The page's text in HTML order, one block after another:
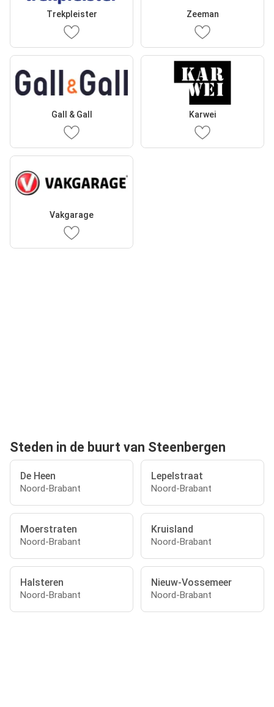
Trekpleister Zeeman
Gall & Gall Karwei
Vakgarage
Steden in de buurt van Steenbergen
De Heen
Noord-Brabant
Lepelstraat
Noord-Brabant
Moerstraten
Noord-Brabant
Kruisland
Noord-Brabant
Halsteren
Noord-Brabant
Nieuw-Vossemeer
Noord-Brabant